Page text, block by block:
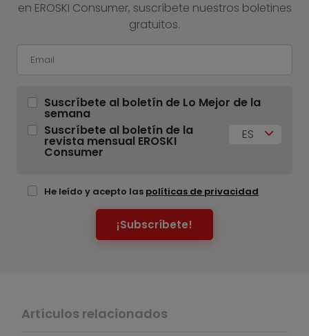
en EROSKI Consumer, suscríbete nuestros boletines
gratuitos.
Suscríbete al boletín de Lo Mejor de la
semana
Suscríbete al boletín de la
revista mensual EROSKI
Consumer
ES
He leído y acepto las políticas de privacidad
¡Subscríbete!
Artículos relacionados